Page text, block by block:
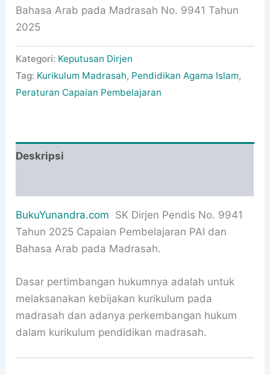
Bahasa Arab pada Madrasah No. 9941 Tahun
2025
Kategori: Keputusan Dirjen
Tag: Kurikulum Madrasah, Pendidikan Agama Islam,
Peraturan Capaian Pembelajaran
Deskripsi
BukuYunandra.com SK Dirjen Pendis No. 9941
Tahun 2025 Capaian Pembelajaran PAI dan
Bahasa Arab pada Madrasah.
Dasar pertimbangan hukumnya adalah untuk
melaksanakan kebijakan kurikulum pada
madrasah dan adanya perkembangan hukum
dalam kurikulum pendidikan madrasah.